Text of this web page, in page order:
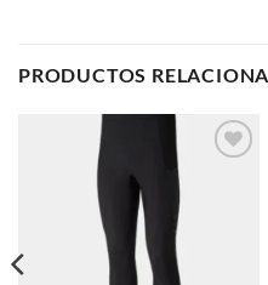
PRODUCTOS